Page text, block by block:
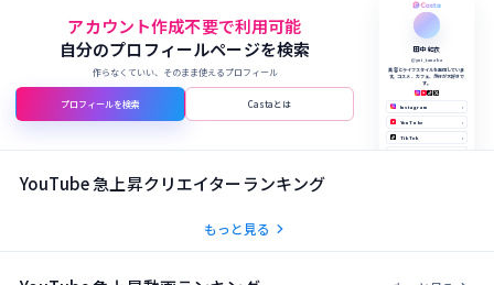
アカウント作成不要で利用可能
自分のプロフィールページを検索
作らなくていい、そのまま使えるプロフィール
プロフィールを検索 Castaとは
田中 結衣
@yui_tanaka
美容とライフスタイルを発信していま
す。コスメ、カフェ、旅行が大好きで
す。
Instagram ›
YouTube ›
TikTok ›
YouTube 急上昇クリエイターランキング
もっと見る chevron_right